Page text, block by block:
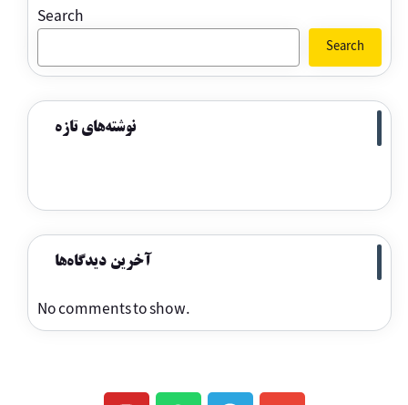
Search
Search
نوشته‌های تازه
آخرین دیدگاه‌ها
No comments to show.